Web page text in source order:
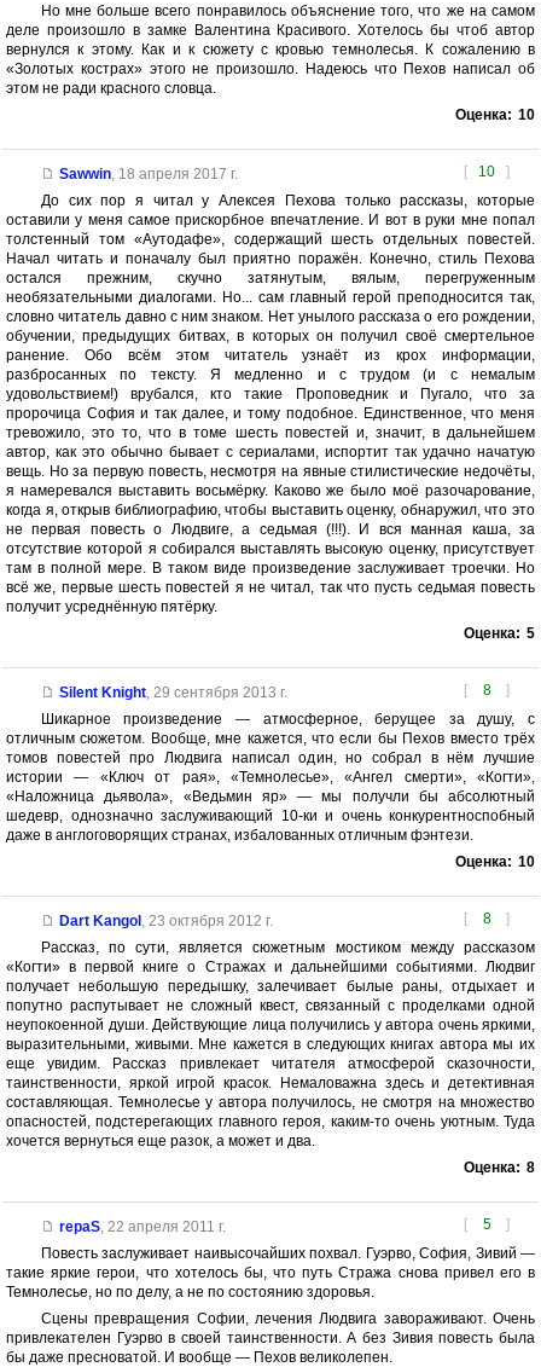
Но мне больше всего понравилось объяснение того, что же на самом
деле произошло в замке Валентина Красивого. Хотелось бы чтоб автор
вернулся к этому. Как и к сюжету с кровью темнолесья. К сожалению в
«Золотых кострах» этого не произошло. Надеюсь что Пехов написал об
этом не ради красного словца.
Оценка: 10
[ 10 ]
Sawwin, 18 апреля 2017 г.
До сих пор я читал у Алексея Пехова только рассказы, которые
оставили у меня самое прискорбное впечатление. И вот в руки мне попал
толстенный том «Аутодафе», содержащий шесть отдельных повестей.
Начал читать и поначалу был приятно поражён. Конечно, стиль Пехова
остался прежним, скучно затянутым, вялым, перегруженным
необязательными диалогами. Но... сам главный герой преподносится так,
словно читатель давно с ним знаком. Нет унылого рассказа о его рождении,
обучении, предыдущих битвах, в которых он получил своё смертельное
ранение. Обо всём этом читатель узнаёт из крох информации,
разбросанных по тексту. Я медленно и с трудом (и с немалым
удовольствием!) врубался, кто такие Проповедник и Пугало, что за
пророчица София и так далее, и тому подобное. Единственное, что меня
тревожило, это то, что в томе шесть повестей и, значит, в дальнейшем
автор, как это обычно бывает с сериалами, испортит так удачно начатую
вещь. Но за первую повесть, несмотря на явные стилистические недочёты,
я намеревался выставить восьмёрку. Каково же было моё разочарование,
когда я, открыв библиографию, чтобы выставить оценку, обнаружил, что это
не первая повесть о Людвиге, а седьмая (!!!). И вся манная каша, за
отсутствие которой я собирался выставлять высокую оценку, присутствует
там в полной мере. В таком виде произведение заслуживает троечки. Но
всё же, первые шесть повестей я не читал, так что пусть седьмая повесть
получит усреднённую пятёрку.
Оценка: 5
[ 8 ]
Silent Knight, 29 сентября 2013 г.
Шикарное произведение — атмосферное, берущее за душу, с
отличным сюжетом. Вообще, мне кажется, что если бы Пехов вместо трёх
томов повестей про Людвига написал один, но собрал в нём лучшие
истории — «Ключ от рая», «Темнолесье», «Ангел смерти», «Когти»,
«Наложница дьявола», «Ведьмин яр» — мы получли бы абсолютный
шедевр, однозначно заслуживающий 10-ки и очень конкурентноспобный
даже в англоговорящих странах, избалованных отличным фэнтези.
Оценка: 10
[ 8 ]
Dart Kangol, 23 октября 2012 г.
Рассказ, по сути, является сюжетным мостиком между рассказом
«Когти» в первой книге о Стражах и дальнейшими событиями. Людвиг
получает небольшую передышку, залечивает былые раны, отдыхает и
попутно распутывает не сложный квест, связанный с проделками одной
неупокоенной души. Действующие лица получились у автора очень яркими,
выразительными, живыми. Мне кажется в следующих книгах автора мы их
еще увидим. Рассказ привлекает читателя атмосферой сказочности,
таинственности, яркой игрой красок. Немаловажна здесь и детективная
составляющая. Темнолесье у автора получилось, не смотря на множество
опасностей, подстерегающих главного героя, каким-то очень уютным. Туда
хочется вернуться еще разок, а может и два.
Оценка: 8
[ 5 ]
repaS, 22 апреля 2011 г.
Повесть заслуживает наивысочайших похвал. Гуэрво, София, Зивий —
такие яркие герои, что хотелось бы, что путь Стража снова привел его в
Темнолесье, но по делу, а не по состоянию здоровья.
Сцены превращения Софии, лечения Людвига завораживают. Очень
привлекателен Гуэрво в своей таинственности. А без Зивия повесть была
бы даже пресноватой. И вообще — Пехов великолепен.